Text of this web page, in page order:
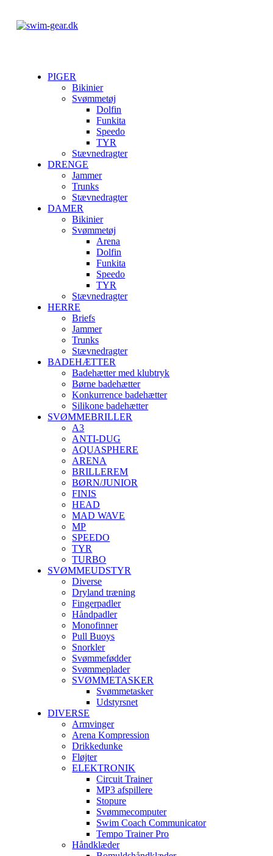
PIGER
Bikinier
Svømmetøj
Dolfin
Funkita
Speedo
TYR
Stævnedragter
DRENGE
Jammer
Trunks
Stævnedragter
DAMER
Bikinier
Svømmetøj
Arena
Dolfin
Funkita
Speedo
TYR
Stævnedragter
HERRE
Briefs
Jammer
Trunks
Stævnedragter
BADEHÆTTER
Badehætter med klubtryk
Børne badehætter
Konkurrence badehætter
Silikone badehætter
SVØMMEBRILLER
A3
ANTI-DUG
AQUASPHERE
ARENA
BRILLEREM
BØRN/JUNIOR
FINIS
HEAD
MAD WAVE
MP
SPEEDO
TYR
TURBO
SVØMMEUDSTYR
Diverse
Dryland træning
Fingerpadler
Håndpadler
Monofinner
Pull Buoys
Snorkler
Svømmefødder
Svømmeplader
SVØMMETASKER
Svømmetasker
Udstyrsnet
DIVERSE
Armvinger
Arena Kompression
Drikkedunke
Fløjter
ELEKTRONIK
Circuit Trainer
MP3 afspillere
Stopure
Svømmecomputer
Swim Coach Communicator
Tempo Trainer Pro
Håndklæder